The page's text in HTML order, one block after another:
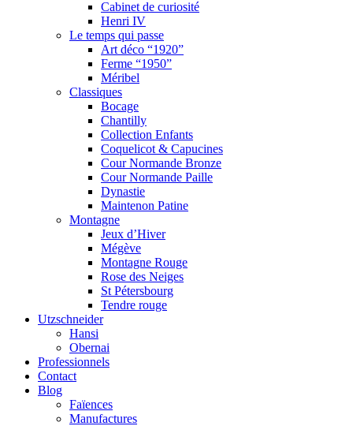
Cabinet de curiosité
Henri IV
Le temps qui passe
Art déco “1920”
Ferme “1950”
Méribel
Classiques
Bocage
Chantilly
Collection Enfants
Coquelicot & Capucines
Cour Normande Bronze
Cour Normande Paille
Dynastie
Maintenon Patine
Montagne
Jeux d’Hiver
Mégève
Montagne Rouge
Rose des Neiges
St Pétersbourg
Tendre rouge
Utzschneider
Hansi
Obernai
Professionnels
Contact
Blog
Faïences
Manufactures